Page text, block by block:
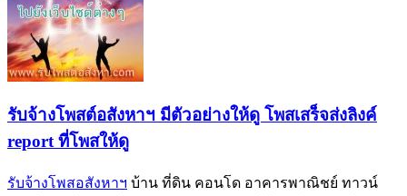
รับจ้างโพสต์อสังหาฯ มีตัวอย่างให้ดู โพสเสร็จส่งลิงค์
report ที่โพสให้ดู
รับจ้างโพสอสังหาฯ บ้าน ที่ดิน คอนโด อาคารพาณิชย์ ทาวน์